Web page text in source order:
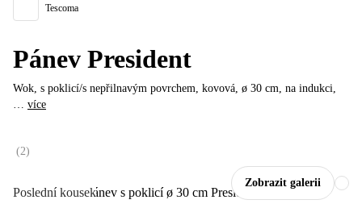
Zobrazit galerii
Poslední kousek
Tescoma
Pánev President
Wok, s poklicí/s nepřilnavým povrchem, kovová, ø 30 cm, na indukci,
… více
(2)